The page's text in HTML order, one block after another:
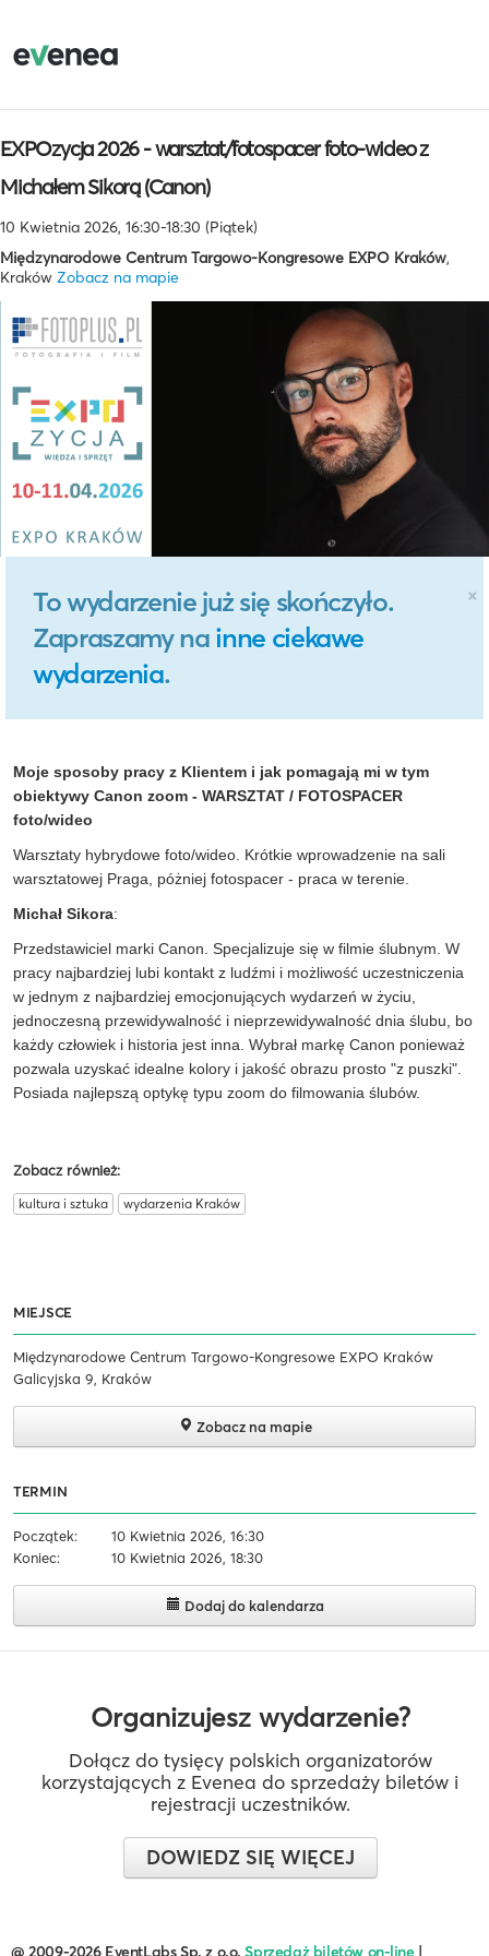
EXPOzycja 2026 - warsztat/fotospacer foto-wideo z
Michałem Sikorą (Canon)
10 Kwietnia 2026, 16:30-18:30 (Piątek)
Międzynarodowe Centrum Targowo-Kongresowe EXPO Kraków,
Kraków Zobacz na mapie
×
To wydarzenie już się skończyło.
Zapraszamy na inne ciekawe
wydarzenia.
Moje sposoby pracy z Klientem i jak pomagają mi w tym
obiektywy Canon zoom - WARSZTAT / FOTOSPACER
foto/wideo
Warsztaty hybrydowe foto/wideo. Krótkie wprowadzenie na sali
warsztatowej Praga, póżniej fotospacer - praca w terenie.
Michał Sikora:
Przedstawiciel marki Canon. Specjalizuje się w filmie ślubnym. W
pracy najbardziej lubi kontakt z ludźmi i możliwość uczestniczenia
w jednym z najbardziej emocjonujących wydarzeń w życiu,
jednoczesną przewidywalność i nieprzewidywalność dnia ślubu, bo
każdy człowiek i historia jest inna. Wybrał markę Canon ponieważ
pozwala uzyskać idealne kolory i jakość obrazu prosto "z puszki".
Posiada najlepszą optykę typu zoom do filmowania ślubów.
Zobacz również:
kultura i sztuka wydarzenia Kraków
MIEJSCE
Międzynarodowe Centrum Targowo-Kongresowe EXPO Kraków
Galicyjska 9, Kraków
Zobacz na mapie
TERMIN
Początek:
10 Kwietnia 2026, 16:30
Koniec:
10 Kwietnia 2026, 18:30
Dodaj do kalendarza
Organizujesz wydarzenie?
Dołącz do tysięcy polskich organizatorów
korzystających z Evenea do sprzedaży biletów i
rejestracji uczestników.
DOWIEDZ SIĘ WIĘCEJ